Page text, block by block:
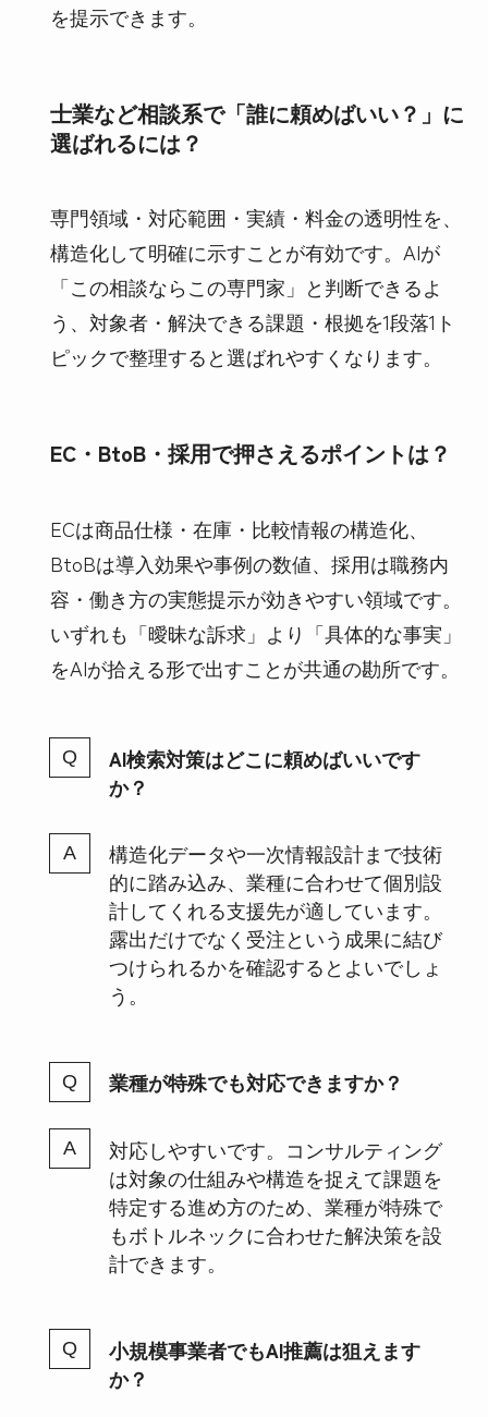
を提示できます。
士業など相談系で「誰に頼めばいい？」に
選ばれるには？
専門領域・対応範囲・実績・料金の透明性を、
構造化して明確に示すことが有効です。AIが
「この相談ならこの専門家」と判断できるよ
う、対象者・解決できる課題・根拠を1段落1ト
ピックで整理すると選ばれやすくなります。
EC・BtoB・採用で押さえるポイントは？
ECは商品仕様・在庫・比較情報の構造化、
BtoBは導入効果や事例の数値、採用は職務内
容・働き方の実態提示が効きやすい領域です。
いずれも「曖昧な訴求」より「具体的な事実」
をAIが拾える形で出すことが共通の勘所です。
AI検索対策はどこに頼めばいいです
か？
構造化データや一次情報設計まで技術
的に踏み込み、業種に合わせて個別設
計してくれる支援先が適しています。
露出だけでなく受注という成果に結び
つけられるかを確認するとよいでしょ
う。
業種が特殊でも対応できますか？
対応しやすいです。コンサルティング
は対象の仕組みや構造を捉えて課題を
特定する進め方のため、業種が特殊で
もボトルネックに合わせた解決策を設
計できます。
小規模事業者でもAI推薦は狙えます
か？